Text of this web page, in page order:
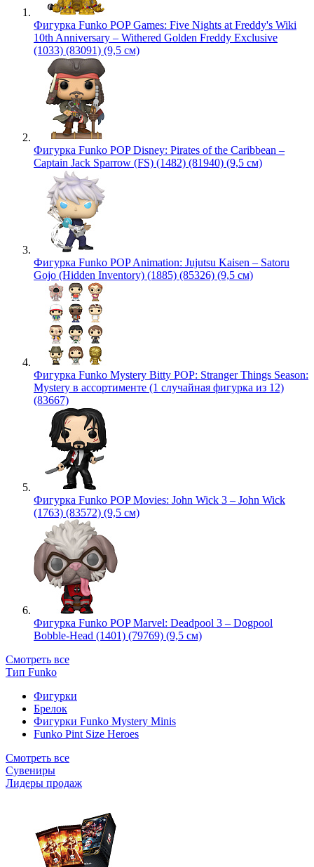
Фигурка Funko POP Games: Five Nights at Freddy's Wiki
10th Anniversary – Withered Golden Freddy Exclusive
(1033) (83091) (9,5 см)
Фигурка Funko POP Disney: Pirates of the Caribbean –
Captain Jack Sparrow (FS) (1482) (81940) (9,5 см)
Фигурка Funko POP Animation: Jujutsu Kaisen – Satoru
Gojo (Hidden Inventory) (1885) (85326) (9,5 см)
Фигурка Funko Mystery Bitty POP: Stranger Things Season:
Mystery в ассортименте (1 случайная фигурка из 12)
(83667)
Фигурка Funko POP Movies: John Wick 3 – John Wick
(1763) (83572) (9,5 см)
Фигурка Funko POP Marvel: Deadpool 3 – Dogpool
Bobble-Head (1401) (79769) (9,5 см)
Смотреть все
Тип Funko
Фигурки
Брелок
Фигурки Funko Mystery Minis
Funko Pint Size Heroes
Смотреть все
Сувениры
Лидеры продаж